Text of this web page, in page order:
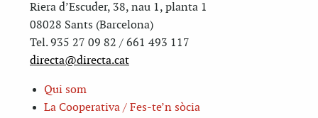
Riera d’Escuder, 38, nau 1, planta 1
08028 Sants (Barcelona)
Tel. 935 27 09 82 / 661 493 117
directa@directa.cat
Qui som
La Cooperativa / Fes-te’n sòcia